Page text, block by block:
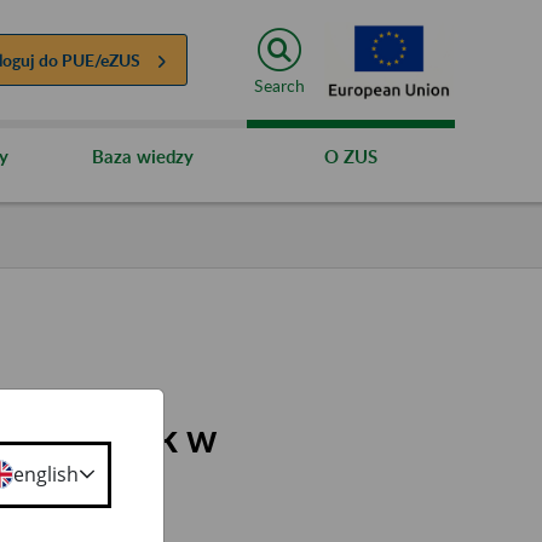
do PUE/eZUS
Search
Baza wiedzy O ZUS
Płatnik w
english